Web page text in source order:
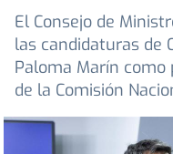
El Consejo de
las candidaturas de
Paloma Marín
de la Comisión